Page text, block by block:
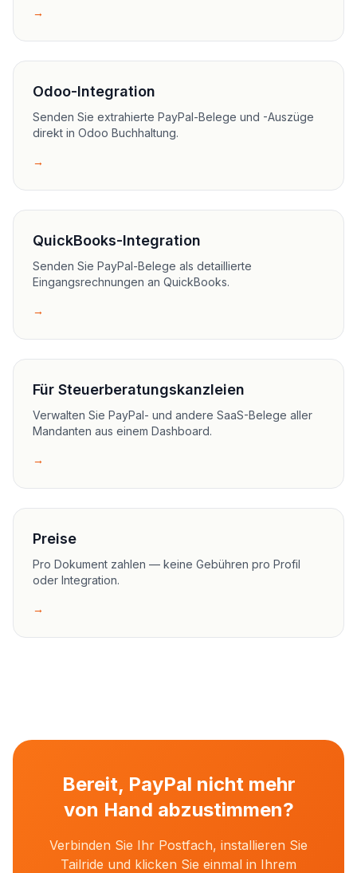
→
Odoo-Integration
Senden Sie extrahierte PayPal-Belege und -Auszüge
direkt in Odoo Buchhaltung.
→
QuickBooks-Integration
Senden Sie PayPal-Belege als detaillierte
Eingangsrechnungen an QuickBooks.
→
Für Steuerberatungskanzleien
Verwalten Sie PayPal- und andere SaaS-Belege aller
Mandanten aus einem Dashboard.
→
Preise
Pro Dokument zahlen — keine Gebühren pro Profil
oder Integration.
→
Bereit, PayPal nicht mehr
von Hand abzustimmen?
Verbinden Sie Ihr Postfach, installieren Sie
Tailride und klicken Sie einmal in Ihrem